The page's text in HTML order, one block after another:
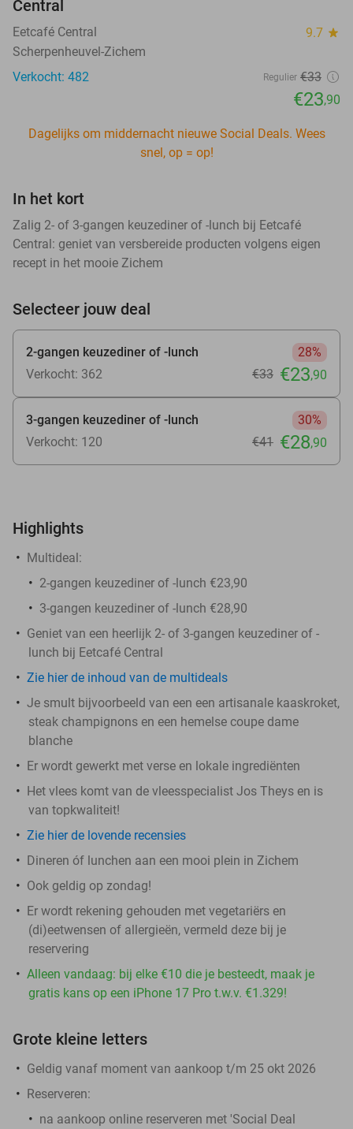
Central
Eetcafé Central 9.7 star
Scherpenheuvel-Zichem
Verkocht: 482
Regulier €33
€23,90
Dagelijks om middernacht nieuwe Social Deals. Wees
snel, op = op!
In het kort
Zalig 2- of 3-gangen keuzediner of -lunch bij Eetcafé
Central: geniet van versbereide producten volgens eigen
recept in het mooie Zichem
Selecteer jouw deal
2-gangen keuzediner of -lunch
28%
Verkocht: 362
€33 €23,90
3-gangen keuzediner of -lunch
30%
Verkocht: 120
€41 €28,90
Highlights
Multideal:
2-gangen keuzediner of -lunch €23,90
3-gangen keuzediner of -lunch €28,90
Geniet van een heerlijk 2- of 3-gangen keuzediner of -
lunch bij Eetcafé Central
Zie hier de inhoud van de multideals
Je smult bijvoorbeeld van een een artisanale kaaskroket,
steak champignons en een hemelse coupe dame
blanche
Er wordt gewerkt met verse en lokale ingrediënten
Het vlees komt van de vleesspecialist Jos Theys en is
van topkwaliteit!
Zie hier de lovende recensies
Dineren óf lunchen aan een mooi plein in Zichem
Ook geldig op zondag!
Er wordt rekening gehouden met vegetariërs en
(di)eetwensen of allergieën, vermeld deze bij je
reservering
Alleen vandaag: bij elke €10 die je besteedt, maak je
gratis kans op een iPhone 17 Pro t.w.v. €1.329!
Grote kleine letters
Geldig vanaf moment van aankoop t/m 25 okt 2026
Reserveren:
na aankoop online reserveren met 'Social Deal